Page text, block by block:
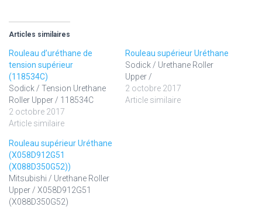
Articles similaires
Rouleau d’uréthane de
tension supérieur
(118534C)
Sodick / Tension Urethane
Roller Upper / 118534C
2 octobre 2017
Article similaire
Rouleau supérieur Uréthane
Sodick / Urethane Roller
Upper /
2 octobre 2017
Article similaire
Rouleau supérieur Uréthane
(X058D912G51
(X088D350G52))
Mitsubishi / Urethane Roller
Upper / X058D912G51
(X088D350G52)